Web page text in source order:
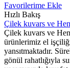
Favorilerime Ekle
Hızlı Bakış
Çilek kuvars ve
Çilek kuvars ve
ürünlerimiz el
yansıtmaktadır.
gönül rahatlığıyla